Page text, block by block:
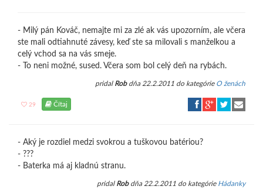
- Milý pán Kováč, nemajte mi za zlé ak vás upozorním, ale včera
ste mali odtiahnuté závesy, keď ste sa milovali s manželkou a
celý vchod sa na vás smeje.
- To neni možné, sused. Včera som bol celý deň na rybách.
pridal Robdňa 22.2.2011 do kategórie O ženách
29 Čítaj
- Aký je rozdiel medzi svokrou a tuškovou batériou?
- ???
- Baterka má aj kladnú stranu.
pridal Robdňa 22.2.2011 do kategórie Hádanky